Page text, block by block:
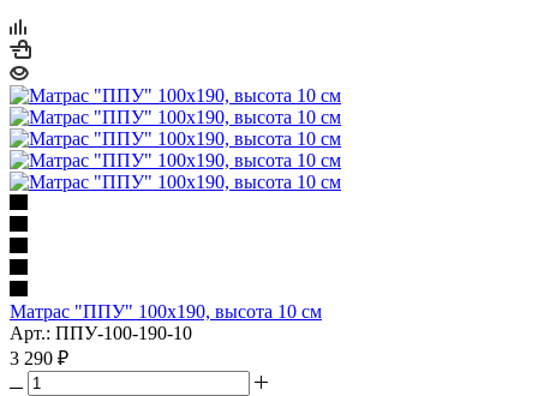
Матрас "ППУ" 100x190, высота 10 см
Арт.: ППУ-100-190-10
3 290 ₽